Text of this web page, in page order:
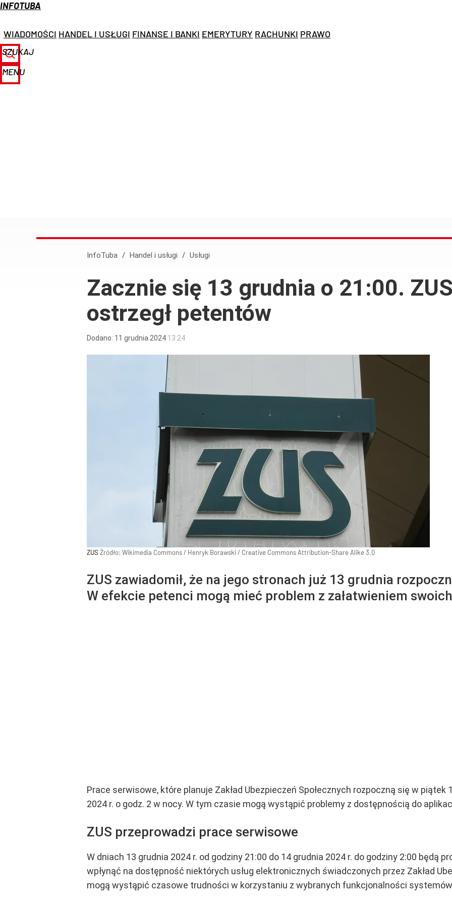
INFOTUBA
WIADOMOŚCI HANDEL I USŁUGI FINANSE I BANKI EMERYTURY RACHUNKI PRAWO
SZUKAJ
MENU
InfoTuba / Handel i usługi / Usługi
Zacznie się 13 grudnia o 21:00.
ostrzegł petentów
Dodano: 11 grudnia 2024 13:24
ZUS Źródło: Wikimedia Commons/ Henryk Borawski / Creative Commons Attribution-Share Alike 3.0
ZUS zawiadomił, że na jego stronach już 13 grudnia
W efekcie petenci mogą mieć problem z załatwieniem
Prace serwisowe, które planuje Zakład Ubezpieczeń Społecznych rozpoczną się w piątek
2024 r. o godz. 2 w nocy. W tym czasie mogą wystąpić problemy z dostępnością do
ZUS przeprowadzi prace serwisowe
W dniach 13 grudnia 2024 r. od godziny 21:00 do 14 grudnia 2024 r. do godziny 2:00 będą
wpłynąć na dostępność niektórych usług elektronicznych świadczonych przez Zakład
mogą wystąpić czasowe trudności w korzystaniu z wybranych funkcjonalności systemów